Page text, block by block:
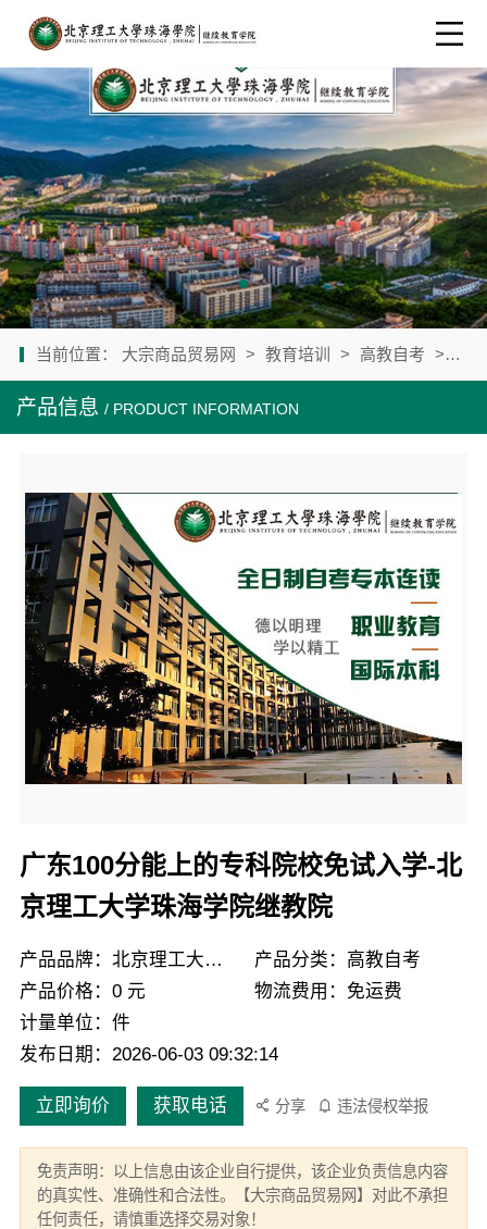
当前位置： 大宗商品贸易网 > 教育培训 > 高教自考 > 公
产品信息 / PRODUCT INFORMATION
广东100分能上的专科院校免试入学-北
京理工大学珠海学院继教院
产品品牌：北京理工大学珠海学院继续教育学院
产品分类：高教自考
产品价格：0 元
物流费用：免运费
计量单位：件
发布日期：2026-06-03 09:32:14
立即询价 获取电话 分享 违法侵权举报
免责声明：以上信息由该企业自行提供，该企业负责信息内容
的真实性、准确性和合法性。【大宗商品贸易网】对此不承担
任何责任，请慎重选择交易对象！